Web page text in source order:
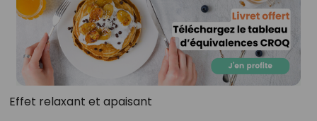
Effet relaxant et apaisant